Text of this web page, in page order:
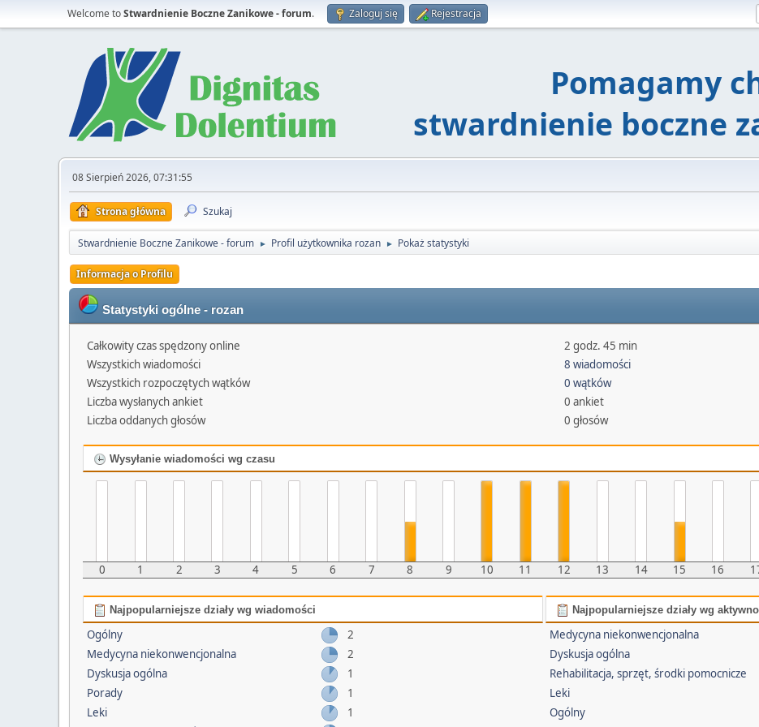
Welcome toStwardnienie Boczne Zanikowe - forum. Zaloguj się Rejestracja
Pomagamy
stwardnienie boczne
08 Sierpień 2026, 07:31:55
Strona główna Szukaj
Stwardnienie Boczne Zanikowe - forum ► Profil użytkownika rozan ► Pokaż statystyki
Informacja o Profilu
Statystyki ogólne - rozan
Całkowity czas spędzony online
2 godz. 45 min
Wszystkich wiadomości
8 wiadomości
Wszystkich rozpoczętych wątków
0 wątków
Liczba wysłanych ankiet
0 ankiet
Liczba oddanych głosów
0 głosów
Wysyłanie wiadomości wg czasu
0 1 2 3 4 5 6 7 8 9 10 11 12 13 14 15 16
Najpopularniejsze działy wg wiadomości
Ogólny
2
Medycyna niekonwencjonalna
2
Dyskusja ogólna
1
Porady
1
Leki
1
Najpopularniejsze działy wg
Medycyna niekonwencjonalna
Dyskusja ogólna
Rehabilitacja, sprzęt, środki pomocnicze
Leki
Ogólny